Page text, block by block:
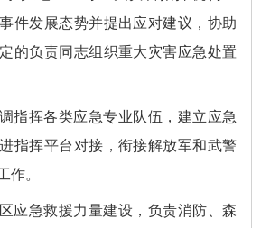
件发展态势并提出应对建议，协助
的负责同志组织重大灾害应急处置
指挥各类应急专业队伍，建立应急
指挥平台对接，衔接解放军和武警
作。
应急救援力量建设，负责消防、森